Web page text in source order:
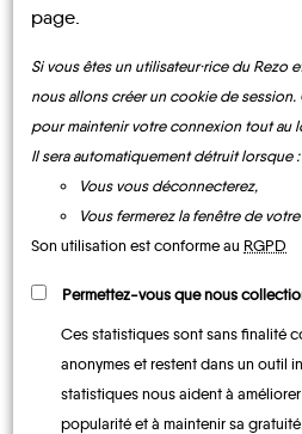
UN AVIS, UN
À
page.
Si vous êtes un utilisateur·rice du Rezo
nous allons créer un cookie de
pour maintenir votre connexion tout au
Il sera automatiquement détruit lorsque :
Vous vous déconnecterez,
Vous fermerez la fenêtre de
Son utilisation est conforme au RGPD
Permettez-vous que nous
Ces statistiques sont sans finalité
anonymes et restent dans un outil
statistiques nous aident à
popularité et à maintenir sa gratuité.